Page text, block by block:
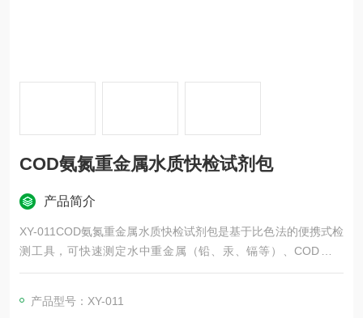
COD氨氮重金属水质快检试剂包
产品简介
XY-011COD氨氮重金属水质快检试剂包是基于比色法的便携式检
测工具，可快速测定水中重金属（铅、汞、镉等）、COD、氨
氮、总磷等30余项指标。通过试剂与水样反应显色，对比色卡即
产品型号：XY-011